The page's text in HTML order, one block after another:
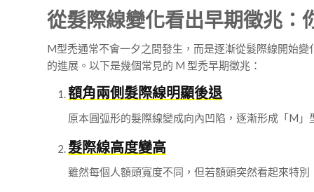
從髮際線變化看出早期徵兆：
M型禿通常不會一夕之間發生，而是逐漸從髮際線開始
的進展。以下是幾個常見的 M 型禿早期徵兆：
額角兩側髮際線明顯後退
原本圓弧形的髮際線變成向內凹陷，逐漸形成「M」
髮際線高度變高
雖然每個人額頭寬度不同，但若額頭突然看起來特